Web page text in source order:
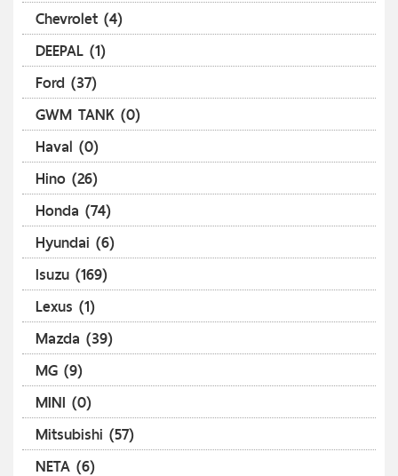
Chevrolet (4)
DEEPAL (1)
Ford (37)
GWM TANK (0)
Haval (0)
Hino (26)
Honda (74)
Hyundai (6)
Isuzu (169)
Lexus (1)
Mazda (39)
MG (9)
MINI (0)
Mitsubishi (57)
NETA (6)